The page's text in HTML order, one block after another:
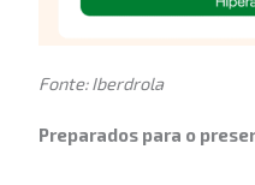
Fonte: Iberdrola
Preparados para o